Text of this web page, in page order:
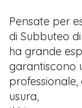
Pensate per
di Subbuteo
ha grande
garantiscono
usura,